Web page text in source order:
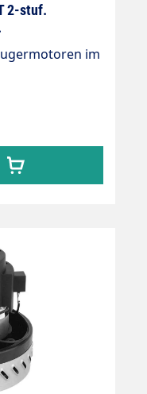
2-stuf.
im